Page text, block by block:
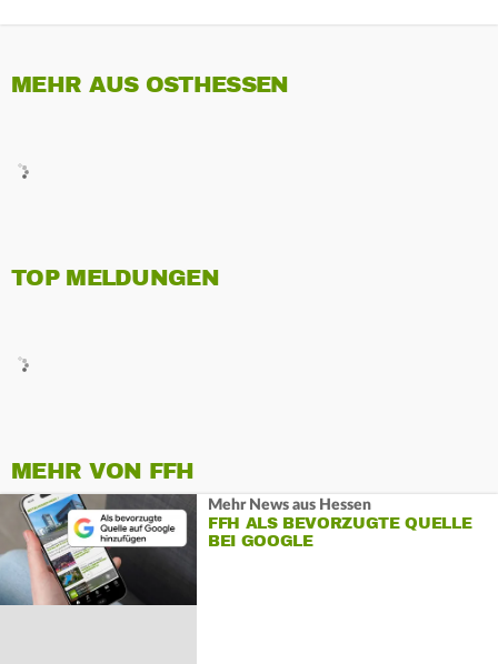
MEHR AUS OSTHESSEN
TOP MELDUNGEN
MEHR VON FFH
Mehr News aus Hessen
FFH ALS BEVORZUGTE QUELLE
BEI GOOGLE